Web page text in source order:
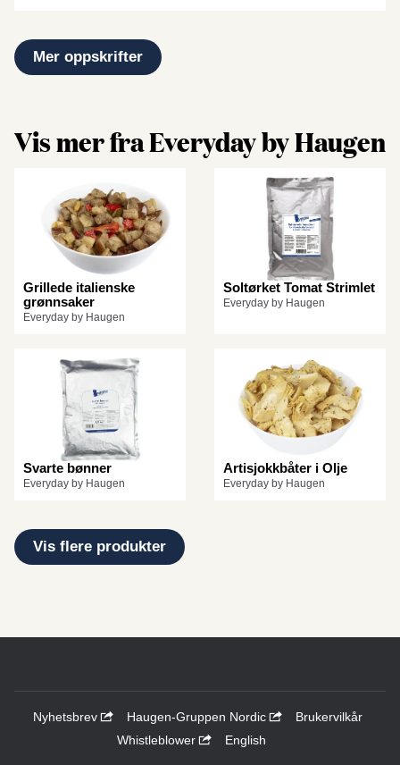
Mer oppskrifter
Vis mer fra Everyday by Haugen
Grillede italienske
grønnsaker
Everyday by Haugen
Soltørket Tomat Strimlet
Everyday by Haugen
Svarte bønner
Everyday by Haugen
Artisjokkbåter i Olje
Everyday by Haugen
Vis flere produkter
Nyhetsbrev Haugen-Gruppen Nordic
Brukervilkår
Whistleblower
English